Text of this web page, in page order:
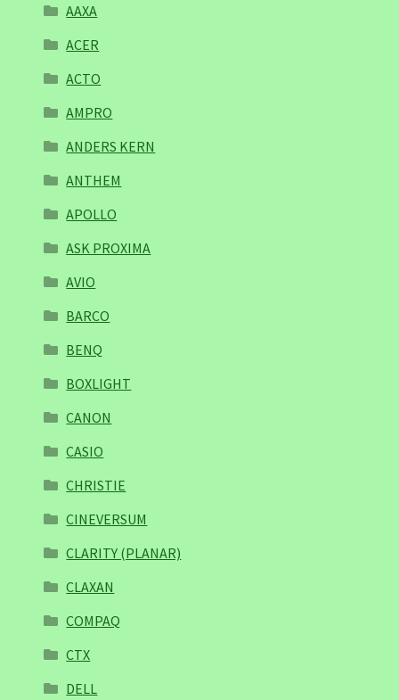
AAXA
ACER
ACTO
AMPRO
ANDERS KERN
ANTHEM
APOLLO
ASK PROXIMA
AVIO
BARCO
BENQ
BOXLIGHT
CANON
CASIO
CHRISTIE
CINEVERSUM
CLARITY (PLANAR)
CLAXAN
COMPAQ
CTX
DELL